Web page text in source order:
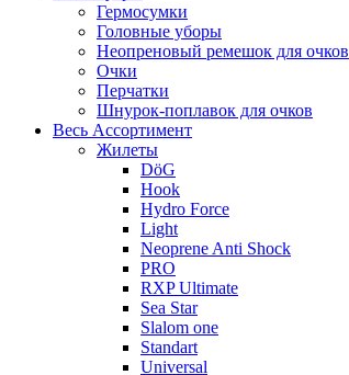
Гермосумки
Головные уборы
Неопреновый ремешок для очков
Очки
Перчатки
Шнурок-поплавок для очков
Весь Ассортимент
Жилеты
DöG
Hook
Hydro Force
Light
Neoprene Anti Shock
PRO
RXP Ultimate
Sea Star
Slalom one
Standart
Universal